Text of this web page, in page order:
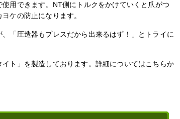
用できます。NT側にトルクをかけていくと爪がつ
ケの防止になります。
「圧造器もプレスだから出来るはず！」とトライに
ト」を製造しております。詳細についてはこちらか